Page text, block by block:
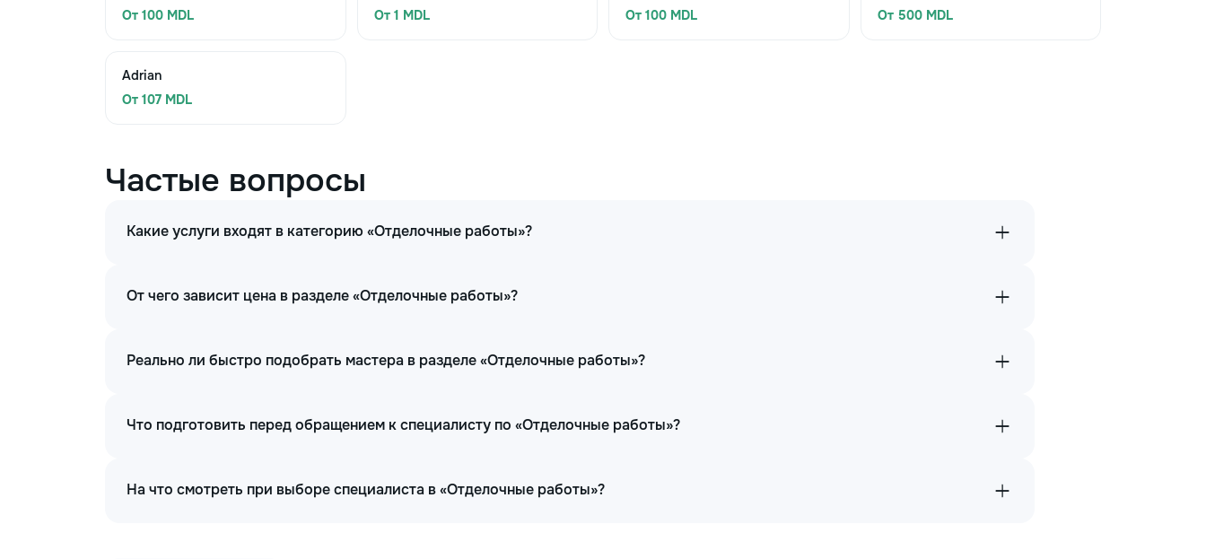
От 100 MDL
От 1 MDL
От 100 MDL
От 500 MDL
Adrian
От 107 MDL
Частые вопросы
Какие услуги входят в категорию «Отделочные работы»?
От чего зависит цена в разделе «Отделочные работы»?
Реально ли быстро подобрать мастера в разделе «Отделочные работы»?
Что подготовить перед обращением к специалисту по «Отделочные работы»?
На что смотреть при выборе специалиста в «Отделочные работы»?